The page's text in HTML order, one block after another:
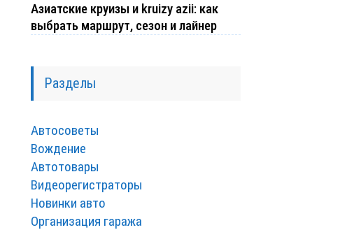
Азиатские круизы и kruizy azii: как
выбрать маршрут, сезон и лайнер
Разделы
Автосоветы
Вождение
Автотовары
Видеорегистраторы
Новинки авто
Организация гаража